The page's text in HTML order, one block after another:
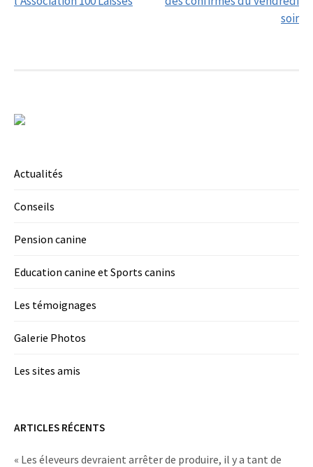
soir
Actualités
Conseils
Pension canine
Education canine et Sports canins
Les témoignages
Galerie Photos
Les sites amis
ARTICLES RÉCENTS
« Les éleveurs devraient arrêter de produire, il y a tant de